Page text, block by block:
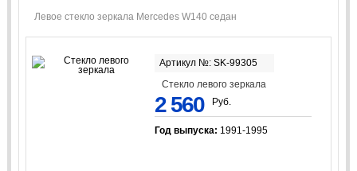
Левое стекло зеркала Mercedes W140 седан
Артикул №: SK-99305
Стекло левого зеркала
2 560 Руб.
Год выпуска: 1991-1995